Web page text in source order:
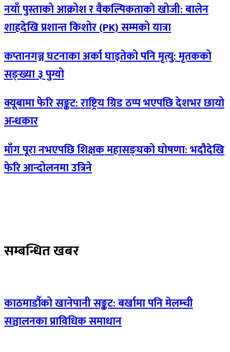
नयाँ पुस्ताको आक्रोश र वैकल्पिकताको खोजी: बालेन
शाहदेखि प्रशान्त किशोर (PK) सम्मको यात्रा
कप्तानगञ्ज घटनाका अर्का घाइतेको पनि मृत्यु: मृतकको
सङ्ख्या ३ पुग्यो
क्यूबामा फेरि सङ्कट: राष्ट्रिय ग्रिड ठप्प भएपछि देशभर छायो
अन्धकार
माँग पूरा नभएपछि शिक्षक महासङ्घको घोषणा: भदौदेखि
फेरि आन्दोलनमा उत्रिने
सम्बन्धित खबर
काठमाडौँको खानेपानी सङ्कट: बर्खामा पनि मेलम्ची
सञ्चालनका प्राविधिक समाधान